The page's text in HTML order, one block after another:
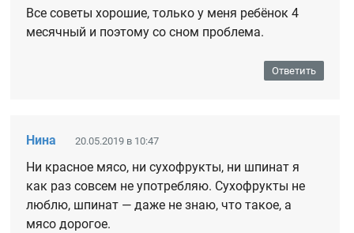
Все советы хорошие, только у меня ребёнок 4
месячный и поэтому со сном проблема.
Ответить
Нина 20.05.2019 в 10:47
Ни красное мясо, ни сухофрукты, ни шпинат я
как раз совсем не употребляю. Сухофрукты не
люблю, шпинат — даже не знаю, что такое, а
мясо дорогое.